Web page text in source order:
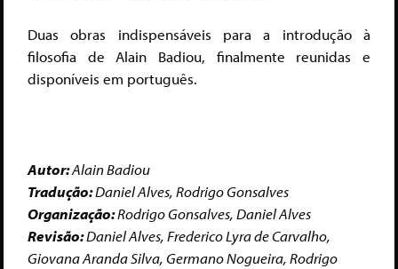
Duas obras indispensáveis para a introdução à
filosofia de Alain Badiou, finalmente reunidas e
disponíveis em português.
Autor:Alain Badiou
Tradução:Daniel Alves, Rodrigo Gonsalves
Organização:Rodrigo Gonsalves, Daniel Alves
Revisão:Daniel Alves, Frederico Lyra de Carvalho,
Giovana Aranda Silva, Germano Nogueira, Rodrigo